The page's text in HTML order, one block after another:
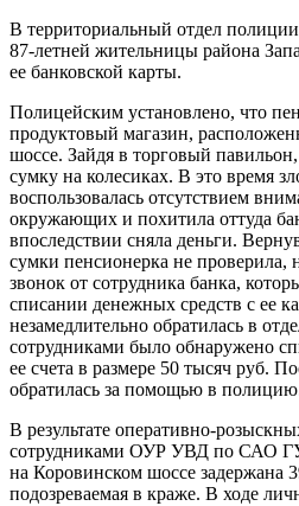
В территориальный отдел
87-летней жительницы района
ее банковской карты.
Полицейским установлено, что
продуктовый магазин,
шоссе. Зайдя в торговый
сумку на колесиках. В это время
воспользовалась отсутствием
окружающих и похитила оттуда
впоследствии сняла деньги.
сумки пенсионерка не проверила,
звонок от сотрудника банка,
списании денежных средств с ее
незамедлительно обратилась в
сотрудниками было обнаружено
ее счета в размере 50 тысяч руб.
обратилась за помощью в
В результате оперативно-
сотрудниками ОУР УВД по САО
на Коровинском шоссе задержана
подозреваемая в краже. В ходе